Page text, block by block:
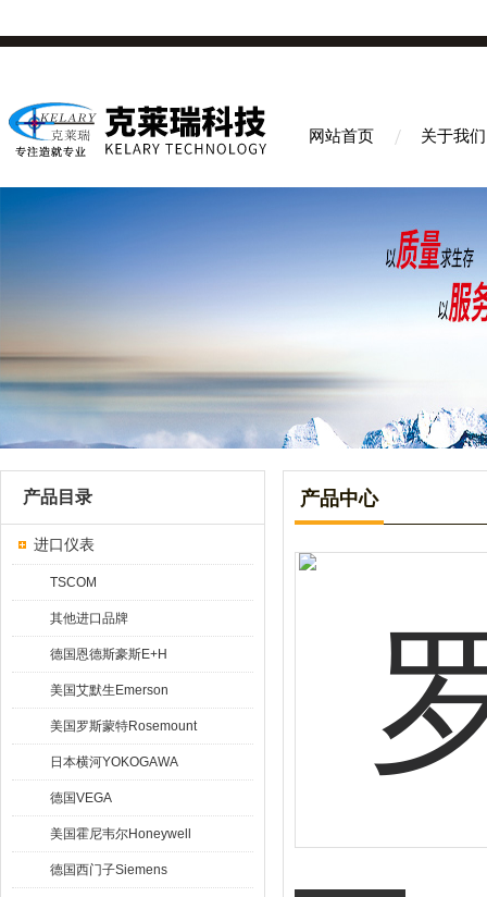
网站首页 关于我们
产品目录
进口仪表
TSCOM
其他进口品牌
德国恩德斯豪斯E+H
美国艾默生Emerson
美国罗斯蒙特Rosemount
日本横河YOKOGAWA
德国VEGA
美国霍尼韦尔Honeywell
德国西门子Siemens
产品中心